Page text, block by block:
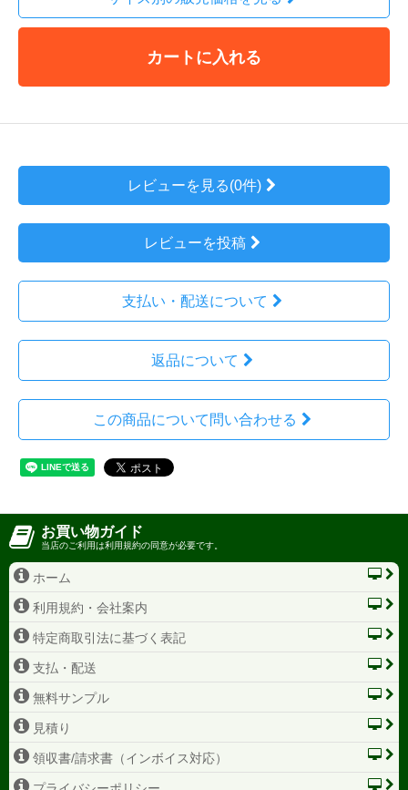
カートに入れる
レビューを見る(0件)
レビューを投稿
支払い・配送について
返品について
この商品について問い合わせる
お買い物ガイド
当店のご利用は利用規約の同意が必要です。
ホーム
利用規約・会社案内
特定商取引法に基づく表記
支払・配送
無料サンプル
見積り
領収書/請求書（インボイス対応）